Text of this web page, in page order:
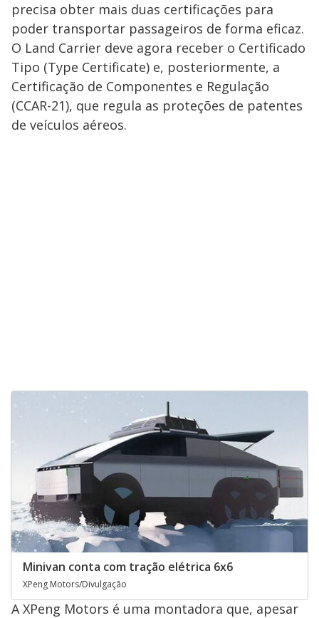
precisa obter mais duas certificações para
poder transportar passageiros de forma eficaz.
O Land Carrier deve agora receber o Certificado
Tipo (Type Certificate) e, posteriormente, a
Certificação de Componentes e Regulação
(CCAR-21), que regula as proteções de patentes
de veículos aéreos.
Minivan conta com tração elétrica 6x6
XPeng Motors/Divulgação
A XPeng Motors é uma montadora que, apesar